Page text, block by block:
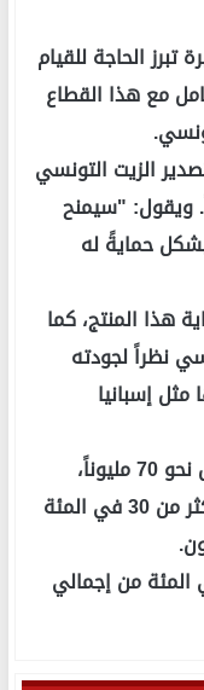
تبرز الحاجة للقيام
مع هذا القطاع
الزيت التونسي
ويقول: "سيمنح
حمايةً له
المنتج، كما
نظراً لجودته
مثل إسبانيا
ويبلغ عدد أشجار هذه النبتة في تونس نحو 70 مليوناً،
وبحسب أرقام رسمية تخصص تونس أكثر من 30 في المئة
وزيت الزيتون نحو 12في المئة من إجمالي